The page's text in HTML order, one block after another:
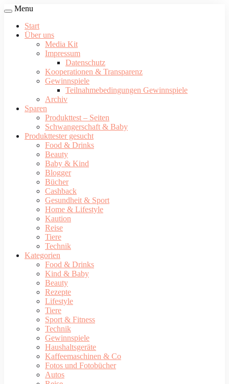
Menu
Start
Über uns
Media Kit
Impressum
Datenschutz
Kooperationen & Transparenz
Gewinnspiele
Teilnahmebedingungen Gewinnspiele
Archiv
Sparen
Produkttest – Seiten
Schwangerschaft & Baby
Produkttester gesucht
Food & Drinks
Beauty
Baby & Kind
Blogger
Bücher
Cashback
Gesundheit & Sport
Home & Lifestyle
Kaution
Reise
Tiere
Technik
Kategorien
Food & Drinks
Kind & Baby
Beauty
Rezepte
Lifestyle
Tiere
Sport & Fitness
Technik
Gewinnspiele
Haushaltsgeräte
Kaffeemaschinen & Co
Fotos und Fotobücher
Autos